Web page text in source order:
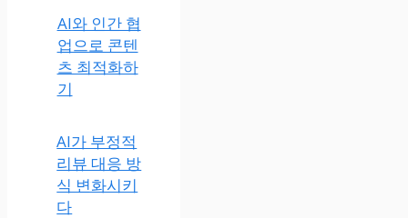
AI와 인간 협
업으로 콘텐
츠 최적화하
기
AI가 부정적
리뷰 대응 방
식 변화시키
다